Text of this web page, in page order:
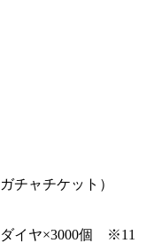
チャチケット）
ダイヤ×3000個 ※11